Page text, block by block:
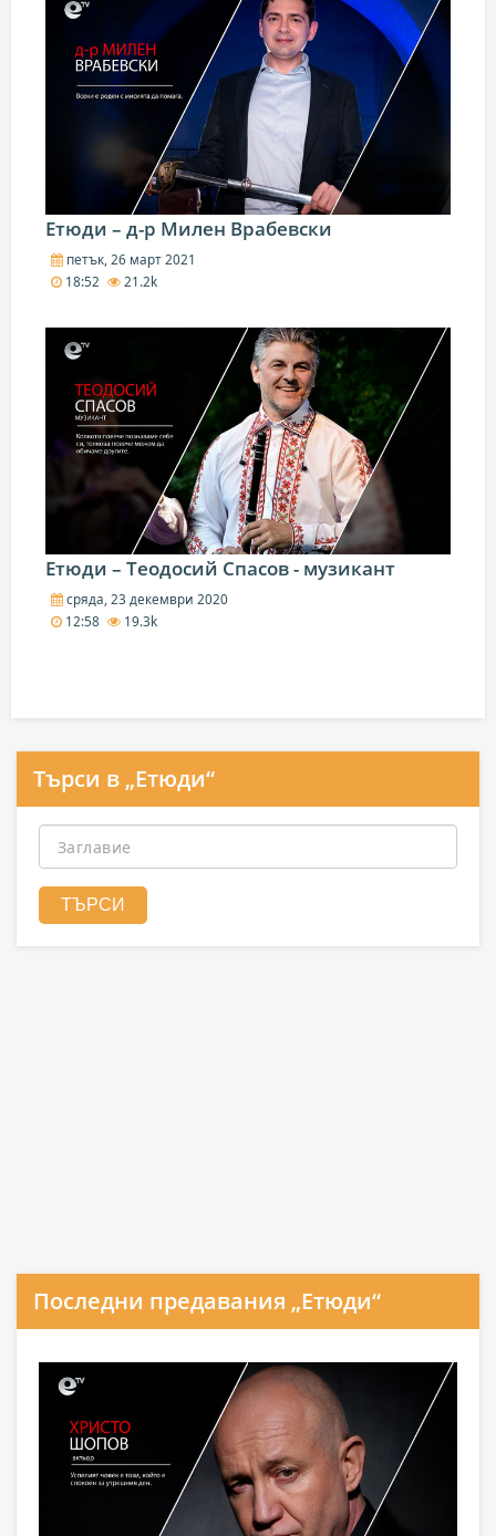
Етюди – д-р Милен Врабевски
петък, 26 март 2021
18:52
21.2k
Етюди – Теодосий Спасов - музикант
сряда, 23 декември 2020
12:58
19.3k
Търси в „Етюди“
Последни предавания „Етюди“